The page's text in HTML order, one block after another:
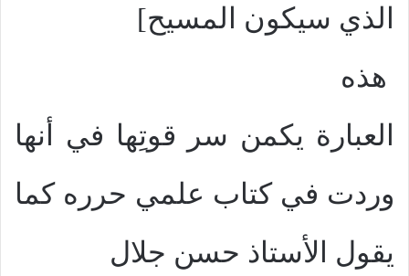
الذي سيكون المسيح]
هذه
العبارة يكمن سر قوتِها في أنها
وردت في كتاب علمي حرره كما
يقول الأستاذ حسن جلال